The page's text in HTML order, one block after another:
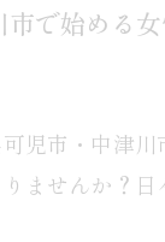
で始める
児市・中津
ませんか？日